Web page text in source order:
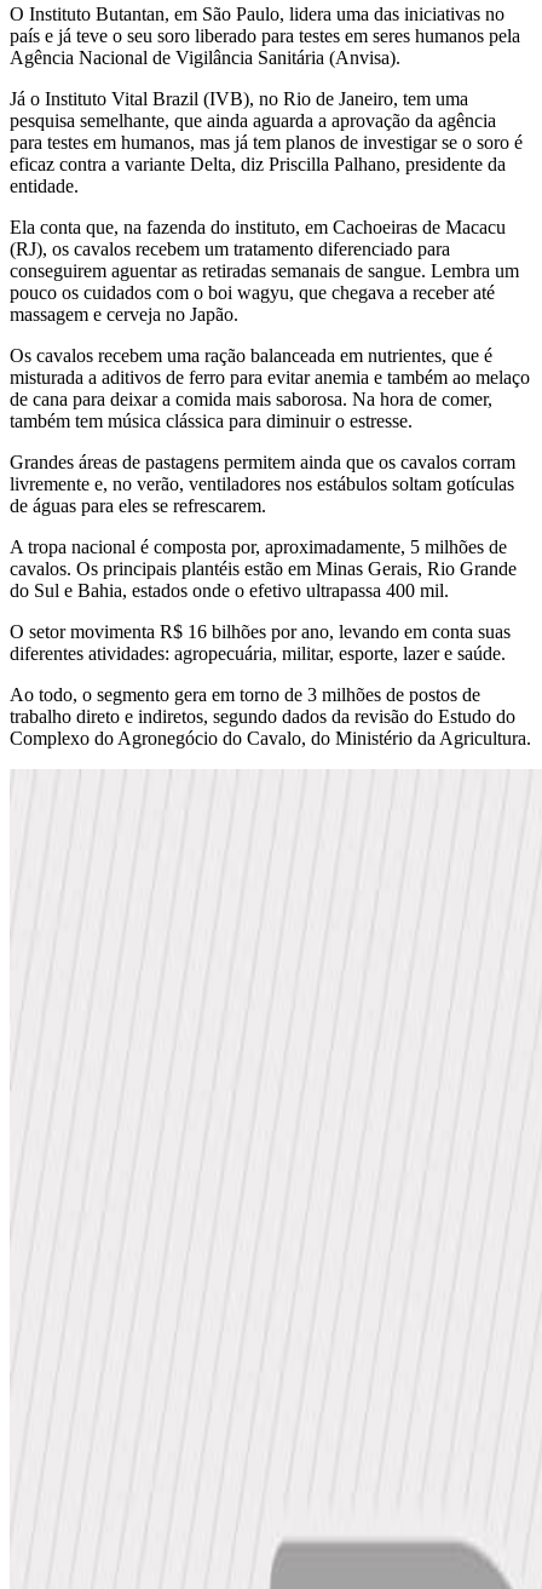
O Instituto Butantan, em São Paulo, lidera uma das iniciativas no
país e já teve o seu soro liberado para testes em seres humanos pela
Agência Nacional de Vigilância Sanitária (Anvisa).
Já o Instituto Vital Brazil (IVB), no Rio de Janeiro, tem uma
pesquisa semelhante, que ainda aguarda a aprovação da agência
para testes em humanos, mas já tem planos de investigar se o soro é
eficaz contra a variante Delta, diz Priscilla Palhano, presidente da
entidade.
Ela conta que, na fazenda do instituto, em Cachoeiras de Macacu
(RJ), os cavalos recebem um tratamento diferenciado para
conseguirem aguentar as retiradas semanais de sangue. Lembra um
pouco os cuidados com o boi wagyu, que chegava a receber até
massagem e cerveja no Japão.
Os cavalos recebem uma ração balanceada em nutrientes, que é
misturada a aditivos de ferro para evitar anemia e também ao melaço
de cana para deixar a comida mais saborosa. Na hora de comer,
também tem música clássica para diminuir o estresse.
Grandes áreas de pastagens permitem ainda que os cavalos corram
livremente e, no verão, ventiladores nos estábulos soltam gotículas
de águas para eles se refrescarem.
A tropa nacional é composta por, aproximadamente, 5 milhões de
cavalos. Os principais plantéis estão em Minas Gerais, Rio Grande
do Sul e Bahia, estados onde o efetivo ultrapassa 400 mil.
O setor movimenta R$ 16 bilhões por ano, levando em conta suas
diferentes atividades: agropecuária, militar, esporte, lazer e saúde.
Ao todo, o segmento gera em torno de 3 milhões de postos de
trabalho direto e indiretos, segundo dados da revisão do Estudo do
Complexo do Agronegócio do Cavalo, do Ministério da Agricultura.